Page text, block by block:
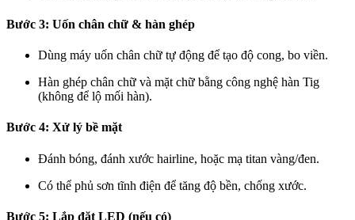
Bước 3: Uốn chân chữ & hàn ghép
Dùng máy uốn chân chữ tự động để tạo độ cong, bo viền.
Hàn ghép chân chữ và mặt chữ bằng công nghệ hàn Tig
(không để lộ mối hàn).
Bước 4: Xử lý bề mặt
Đánh bóng, đánh xước hairline, hoặc mạ titan vàng/đen.
Có thể phủ sơn tĩnh điện để tăng độ bền, chống xước.
Bước 5: Lắp đặt LED (nếu có)